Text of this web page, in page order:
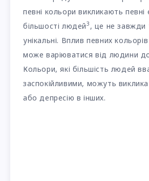
певні кольори викликають певні
більшості людей3 , це не завжди
унікальні. Вплив певних
може варіюватися від людини
Кольори, які більшість людей
заспокійливими, можуть
або депресію в інших.